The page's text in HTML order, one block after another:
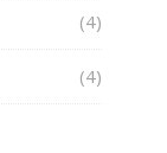
(4)
(4)